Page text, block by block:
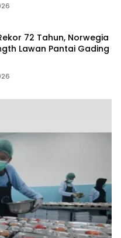
72 Tahun, Norwegia
Lawan Pantai Gading